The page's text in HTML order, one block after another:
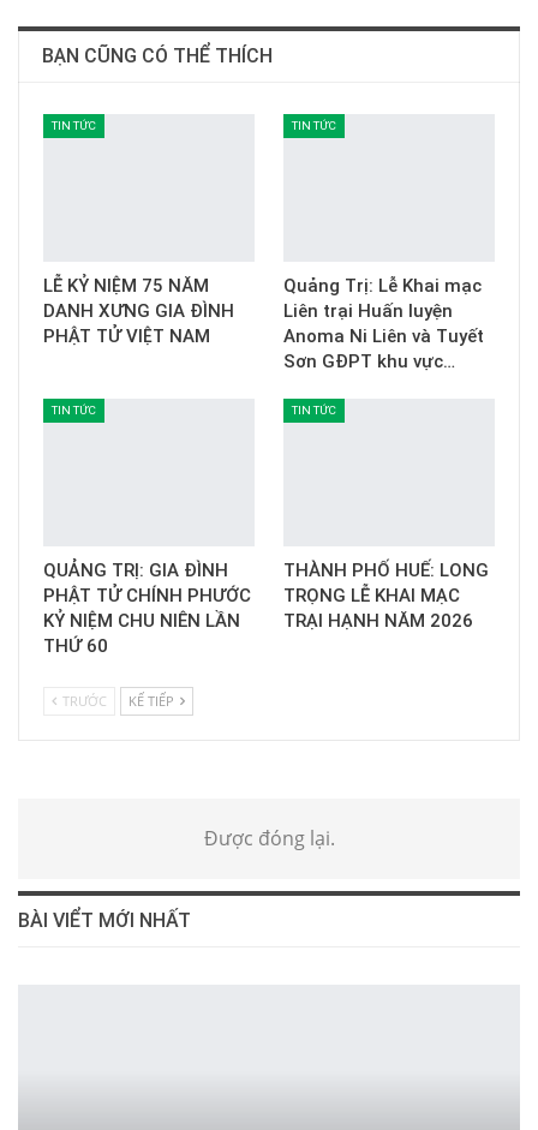
BẠN CŨNG CÓ THỂ THÍCH
TIN TỨC
LỄ KỶ NIỆM 75 NĂM
DANH XƯNG GIA ĐÌNH
PHẬT TỬ VIỆT NAM
TIN TỨC
Quảng Trị: Lễ Khai mạc
Liên trại Huấn luyện
Anoma Ni Liên và Tuyết
Sơn GĐPT khu vực…
TIN TỨC
QUẢNG TRỊ: GIA ĐÌNH
PHẬT TỬ CHÍNH PHƯỚC
KỶ NIỆM CHU NIÊN LẦN
THỨ 60
TIN TỨC
THÀNH PHỐ HUẾ: LONG
TRỌNG LỄ KHAI MẠC
TRẠI HẠNH NĂM 2026
TRƯỚC KẾ TIẾP
Được đóng lại.
BÀI VIỂT MỚI NHẤT